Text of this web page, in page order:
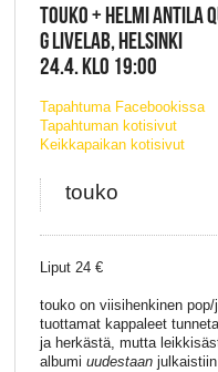
TOUKO + HELMI ANTILA
G LIVELAB, HELSINKI
24.4. KLO 19:00
Tapahtuma Facebookissa
Tapahtuman kotisivut
Keikkapaikan kotisivut
touko
Liput 24 €
touko on viisihenkinen
tuottamat kappaleet
ja herkästä, mutta
albumi uudestaanjulkaistiin